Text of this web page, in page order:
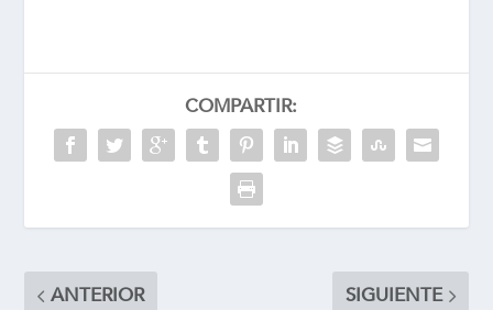
COMPARTIR:
ANTERIOR SIGUIENTE